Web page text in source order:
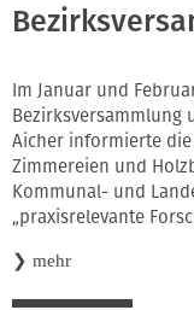
Im Januar und
Bezirksversammlung
Aicher informierte
Zimmereien und
Kommunal- und
„praxisrelevante
❯ mehr